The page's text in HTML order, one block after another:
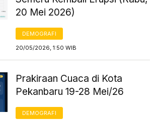
20 Mei 2026)
DEMOGRAFI
20/05/2026, 1:50 WIB
Prakiraan Cuaca di Kota
Pekanbaru 19-28 Mei/26
DEMOGRAFI